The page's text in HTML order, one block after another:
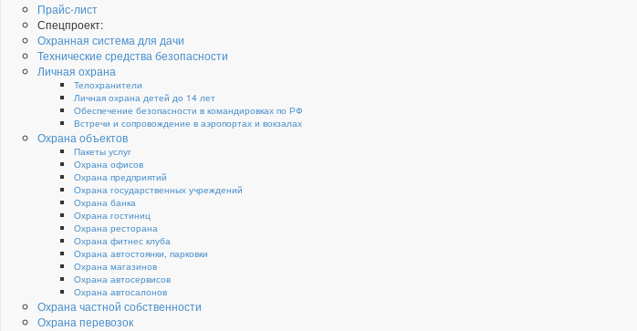
Прайс-лист
Спецпроект:
Охранная система для дачи
Технические средства безопасности
Личная охрана
Телохранители
Личная охрана детей до 14 лет
Обеспечение безопасности в командировках по РФ
Встречи и сопровождение в аэропортах и вокзалах
Охрана объектов
Пакеты услуг
Охрана офисов
Охрана предприятий
Охрана государственных учреждений
Охрана банка
Охрана гостиниц
Охрана ресторана
Охрана фитнес клуба
Охрана автостоянки, парковки
Охрана магазинов
Охрана автосервисов
Охрана автосалонов
Охрана частной собственности
Охрана перевозок